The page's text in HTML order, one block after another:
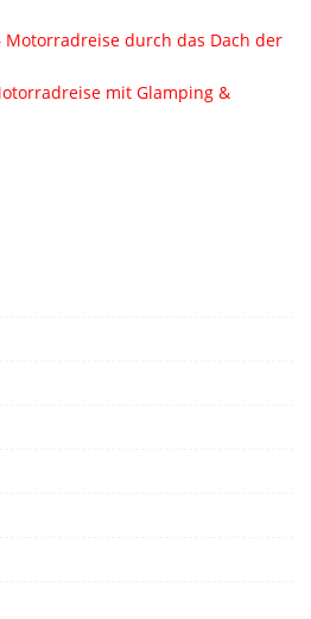
Motorradreise durch das Dach der
mit Glamping &